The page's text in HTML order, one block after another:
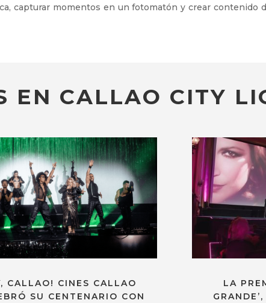
capturar momentos en un fotomatón y crear contenido
EN CALLAO CITY
CALLAO! CINES CALLAO
SU CENTENARIO CON
LA